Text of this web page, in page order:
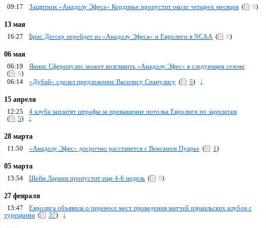
09:17 Защитник «Анадолу Эфеса» Кординье пропустит около четырех месяцев ( 0)
13 мая
16:27 Брис Дессер перейдет из «Анадолу Эфеса» и Евролиги в NCAA ( 0)
06 мая
06:19
Яннис Сферопулос может возглавить «Анадолу Эфес» в следующем сезоне
(
0)
06:14
«Дубай» сделал предложение Василису Спанулису ( 5)
15 апреля
12:25
4 клуба заплатят штрафы за превышение потолка Евролиги по зарплатам
(
5)
28 марта
11:50 «Анадолу Эфес» досрочно расстанется с Венсаном Пуарье ( 1)
05 марта
13:54 Шейн Ларкин пропустит еще 4-6 недель ( 0)
27 февраля
13:47
Евролига объявила о переносе мест проведения матчей израильских клубов с
турецкими ( 37)